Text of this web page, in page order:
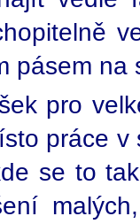
pásem na
pro
práce
se to